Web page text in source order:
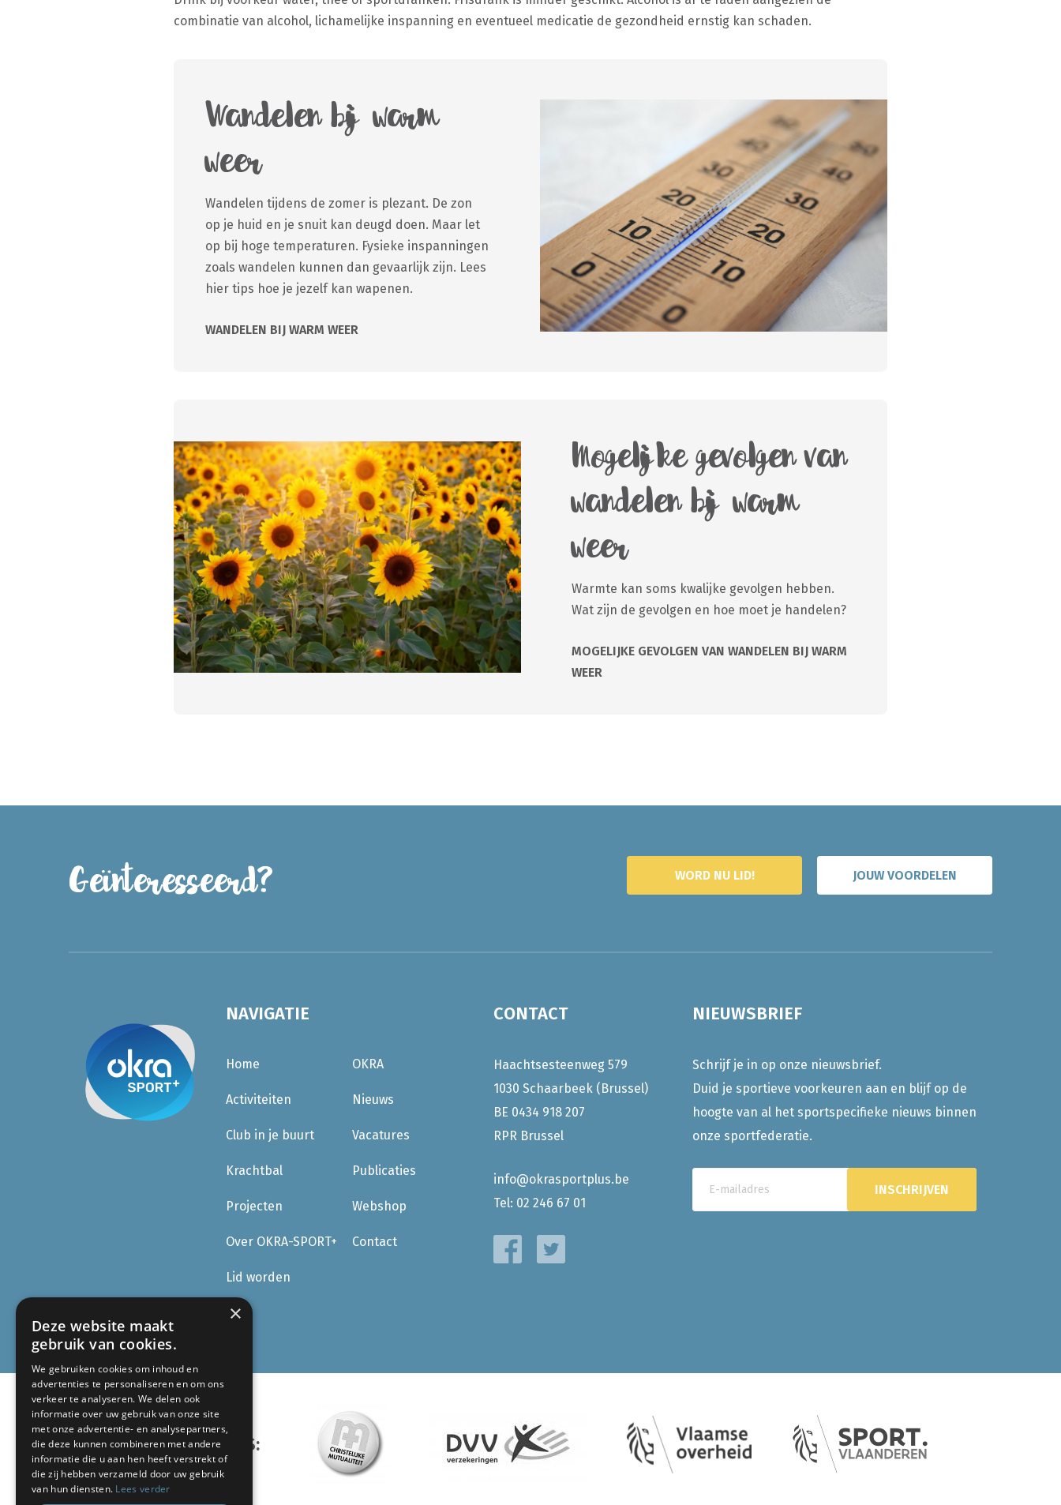
combinatie van alcohol, lichamelijke inspanning en eventueel medicatie de gezondheid ernstig kan schaden.
Wandelen bij warm
weer
Wandelen tijdens de zomer is plezant. De zon
op je huid en je snuit kan deugd doen. Maar let
op bij hoge temperaturen. Fysieke inspanningen
zoals wandelen kunnen dan gevaarlijk zijn. Lees
hier tips hoe je jezelf kan wapenen.
WANDELEN BIJ WARM WEER
Mogelijke gevolgen van
wandelen bij warm
weer
Warmte kan soms kwalijke gevolgen hebben.
Wat zijn de gevolgen en hoe moet je handelen?
MOGELIJKE GEVOLGEN VAN WANDELEN BIJ WARM
WEER
Geïnteresseerd? WORD NU LID! JOUW VOORDELEN
NAVIGATIE
Home
Activiteiten
Club in je buurt
Krachtbal
Projecten
Over OKRA-SPORT+
Lid worden
OKRA
Nieuws
Vacatures
Publicaties
Webshop
Contact
CONTACT
Haachtsesteenweg 579
1030 Schaarbeek (Brussel)
BE 0434 918 207
RPR Brussel
info@okrasportplus.be
Tel: 02 246 67 01
NIEUWSBRIEF
Schrijf je in op onze nieuwsbrief.
Duid je sportieve voorkeuren aan en blijf op de
hoogte van al het sportspecifieke nieuws binnen
onze sportfederatie.
ONZE PARTNERS:
×
Deze website maakt
gebruik van cookies.
We gebruiken cookies om inhoud en
advertenties te personaliseren en om ons
verkeer te analyseren. We delen ook
informatie over uw gebruik van onze site
met onze advertentie- en analysepartners,
die deze kunnen combineren met andere
informatie die u aan hen heeft verstrekt of
die zij hebben verzameld door uw gebruik
van hun diensten. Lees verder